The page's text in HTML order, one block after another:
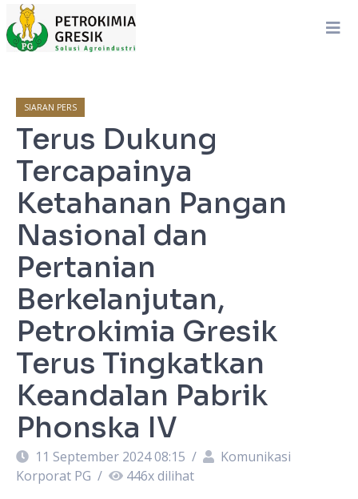
SIARAN PERS
Terus Dukung
Tercapainya
Ketahanan Pangan
Nasional dan
Pertanian
Berkelanjutan,
Petrokimia Gresik
Terus Tingkatkan
Keandalan Pabrik
Phonska IV
11 September 2024 08:15 /
Komunikasi
Korporat PG / 446x dilihat